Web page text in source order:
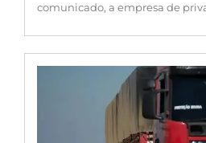
comunicado, a empresa de